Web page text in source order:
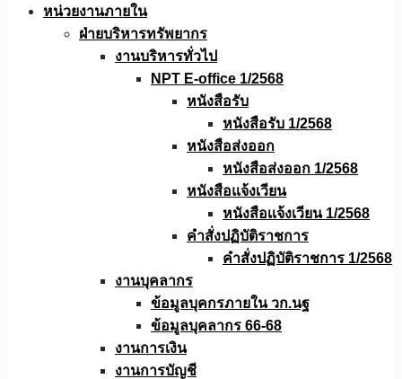
หน่วยงานภายใน
ฝ่ายบริหารทรัพยากร
งานบริหารทั่วไป
NPT E-office 1/2568
หนังสือรับ
หนังสือรับ 1/2568
หนังสือส่งออก
หนังสือส่งออก 1/2568
หนังสือแจ้งเวียน
หนังสือเเจ้งเวียน 1/2568
คำสั่งปฏิบัติราชการ
คำสั่งปฏิบัติราชการ 1/2568
งานบุคลากร
ข้อมูลบุคกรภายใน วก.นฐ
ข้อมูลบุคลากร 66-68
งานการเงิน
งานการบัญชี